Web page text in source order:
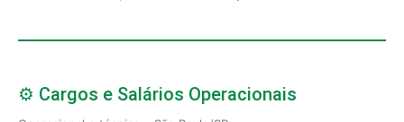
⚙️ Cargos e Salários Operacionais